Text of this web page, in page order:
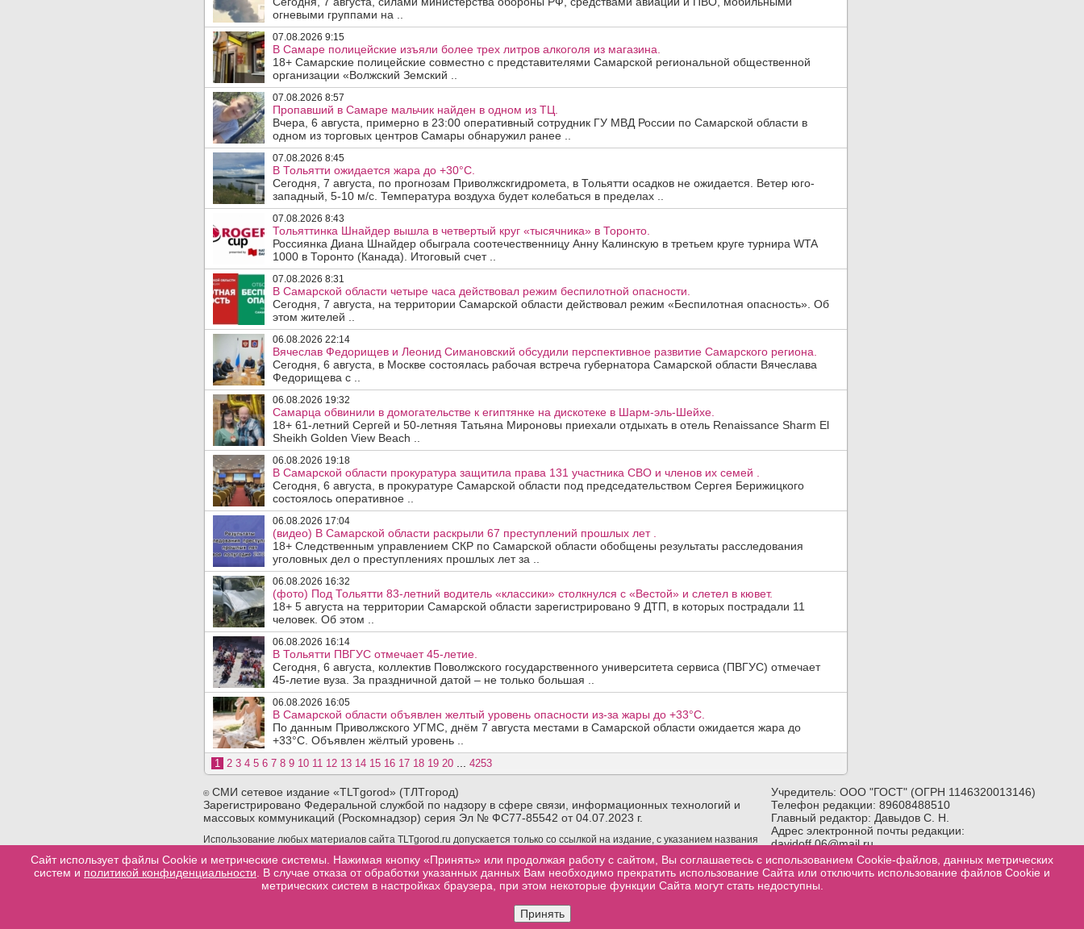
огневыми группами на ..
07.08.2026 9:15
В Самаре полицейские изъяли более трех литров алкоголя из магазина.
18+ Самарские полицейские совместно с представителями Самарской региональной общественной
организации «Волжский Земский ..
07.08.2026 8:57
Пропавший в Самаре мальчик найден в одном из ТЦ.
Вчера, 6 августа, примерно в 23:00 оперативный сотрудник ГУ МВД России по Самарской области в
одном из торговых центров Самары обнаружил ранее ..
07.08.2026 8:45
В Тольятти ожидается жара до +30°C.
Сегодня, 7 августа, по прогнозам Приволжскгидромета, в Тольятти осадков не ожидается. Ветер юго-
западный, 5-10 м/с. Температура воздуха будет колебаться в пределах ..
07.08.2026 8:43
Тольяттинка Шнайдер вышла в четвертый круг «тысячника» в Торонто.
Россиянка Диана Шнайдер обыграла соотечественницу Анну Калинскую в третьем круге турнира WTA
1000 в Торонто (Канада). Итоговый счет ..
07.08.2026 8:31
В Самарской области четыре часа действовал режим беспилотной опасности.
Сегодня, 7 августа, на территории Самарской области действовал режим «Беспилотная опасность». Об
этом жителей ..
06.08.2026 22:14
Вячеслав Федорищев и Леонид Симановский обсудили перспективное развитие Самарского региона.
Сегодня, 6 августа, в Москве состоялась рабочая встреча губернатора Самарской области Вячеслава
Федорищева с ..
06.08.2026 19:32
Самарца обвинили в домогательстве к египтянке на дискотеке в Шарм-эль-Шейхе.
18+ 61-летний Сергей и 50-летняя Татьяна Мироновы приехали отдыхать в отель Renaissance Sharm El
Sheikh Golden View Beach ..
06.08.2026 19:18
В Самарской области прокуратура защитила права 131 участника СВО и членов их семей .
Сегодня, 6 августа, в прокуратуре Самарской области под председательством Сергея Берижицкого
состоялось оперативное ..
06.08.2026 17:04
(видео) В Самарской области раскрыли 67 преступлений прошлых лет .
18+ Следственным управлением СКР по Самарской области обобщены результаты расследования
уголовных дел о преступлениях прошлых лет за ..
06.08.2026 16:32
(фото) Под Тольятти 83-летний водитель «классики» столкнулся с «Вестой» и слетел в кювет.
18+ 5 августа на территории Самарской области зарегистрировано 9 ДТП, в которых пострадали 11
человек. Об этом ..
06.08.2026 16:14
В Тольятти ПВГУС отмечает 45-летие.
Сегодня, 6 августа, коллектив Поволжского государственного университета сервиса (ПВГУС) отмечает
45-летие вуза. За праздничной датой – не только большая ..
06.08.2026 16:05
В Самарской области объявлен желтый уровень опасности из-за жары до +33°C.
По данным Приволжского УГМС, днём 7 августа местами в Самарской области ожидается жара до
+33°C. Объявлен жёлтый уровень ..
1 2 3 4 5 6 7 8 9 10 11 12 13 14 15 16 17 18 19 20 4253
©СМИ сетевое издание «TLTgorod» (ТЛТгород)
Зарегистрировано Федеральной службой по надзору в сфере связи, информационных технологий и
массовых коммуникаций (Роскомнадзор) серия Эл № ФС77-85542 от 04.07.2023 г.
Использование любых материалов сайта TLTgorod.ru допускается только со ссылкой на издание, с указанием названия
конкретную страницу сайта, с которой взята информация, размещенная не позже первого абзаца публикуемого
материала.
Учредитель: ООО "ГОСТ" (ОГРН 1146320013146)
Телефон редакции: 89608488510
Главный редактор: Давыдов С. Н.
Адрес электронной почты редакции:
davidoff.06@mail.ru
Возрастное ограничение:18+
Разработка сайтов в тольятти web-good.ru
Сайт использует файлы Cookie и метрические системы. Нажимая кнопку «Принять» или продолжая работу с сайтом, Вы соглашаетесь с использованием Cookie-файлов, данных метрических
систем и политикой конфиденциальности . В случае отказа от обработки указанных данных Вам необходимо прекратить использование Сайта или отключить использование файлов Cookie и
метрических систем в настройках браузера, при этом некоторые функции Сайта могут стать недоступны.